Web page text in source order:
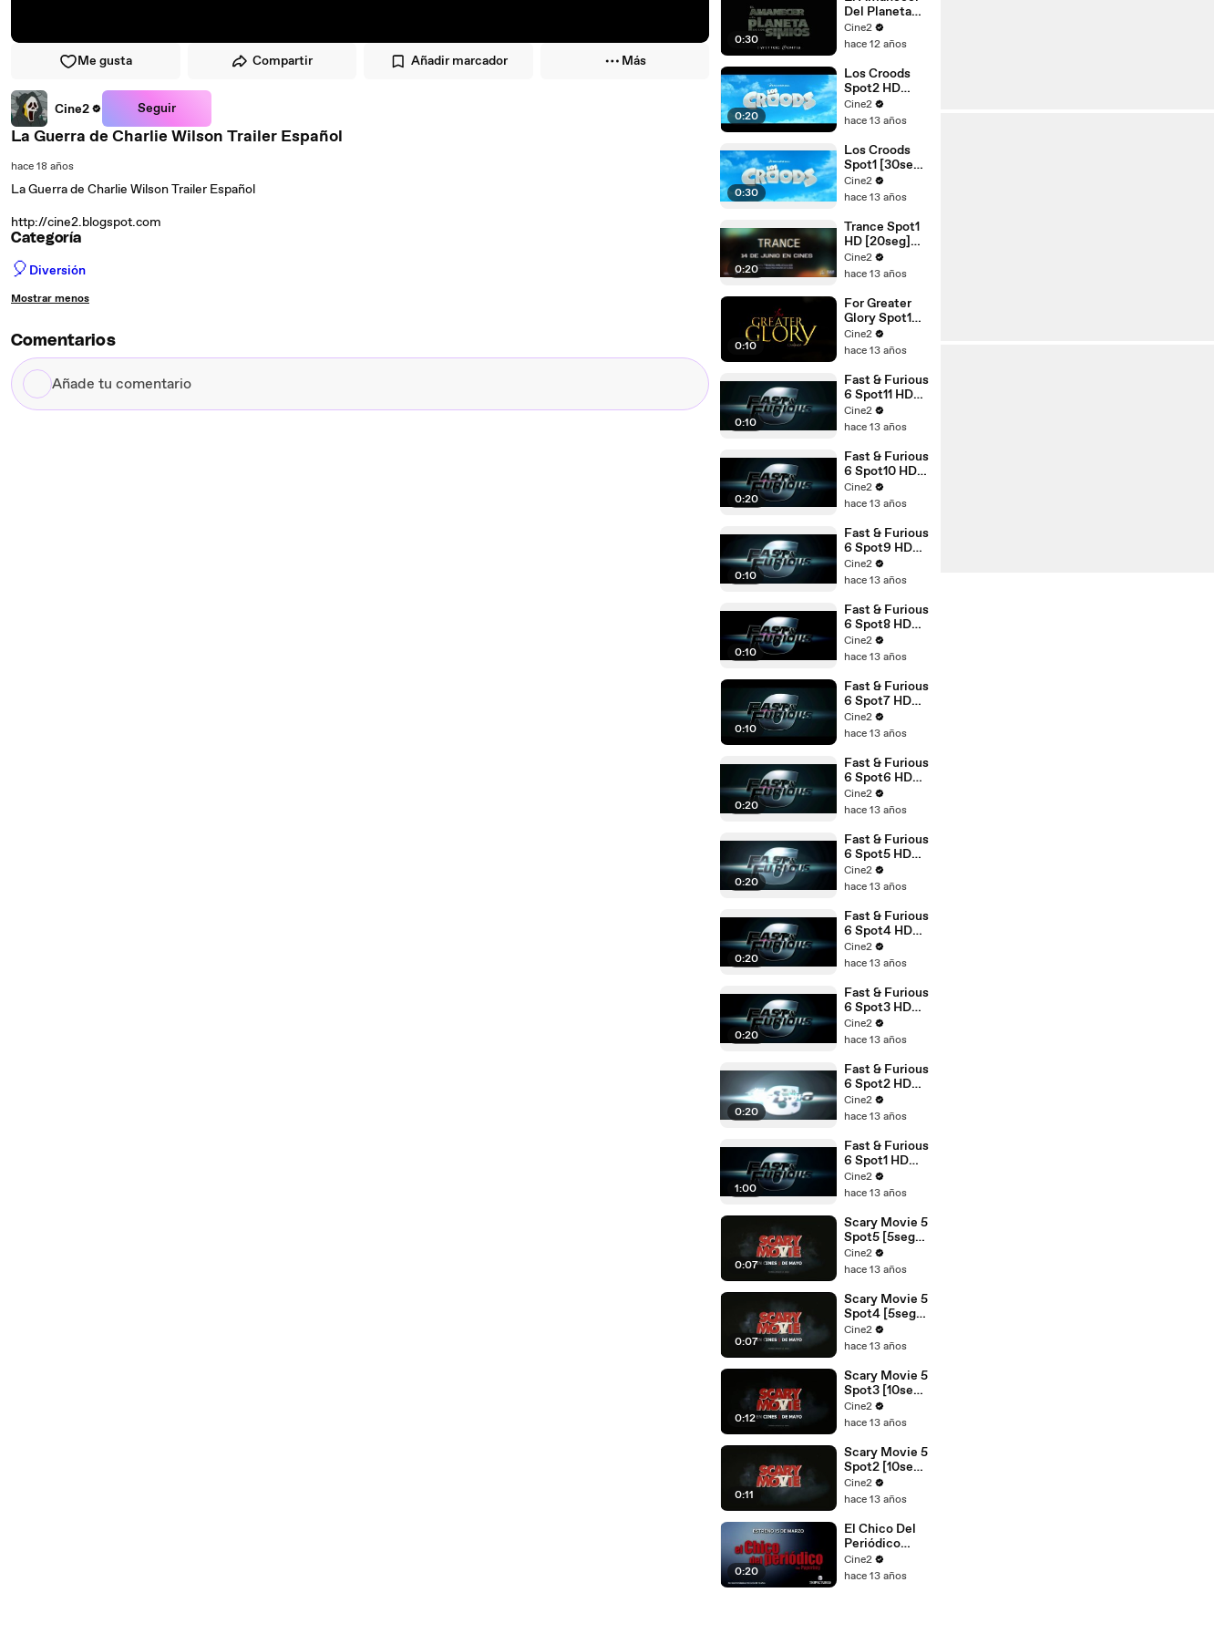
Me gusta Compartir Añadir marcador Más
Cine2 Seguir
La Guerra de Charlie Wilson Trailer Español
hace 18 años
La Guerra de Charlie Wilson Trailer Español
http://cine2.blogspot.com
Categoría
🎈 Diversión
Mostrar menos
Comentarios
Añade
tu
0:30
Del Planeta
De Los Simios
Spot1 HD
Español
Cine2
hace 12 años
0:20
Los Croods
Spot2 HD
[20seg]
Español
Cine2
hace 13 años
0:30
Los Croods
Spot1 [30seg]
Español
Cine2
hace 13 años
0:20
Trance Spot1
HD [20seg]
Español
Cine2
hace 13 años
0:10
For Greater
Glory Spot1
HD [10seg]
Español
Cine2
hace 13 años
0:10
Fast & Furious
6 Spot11 HD
[10seg]
Español
Cine2
hace 13 años
0:20
Fast & Furious
6 Spot10 HD
[20seg]
Español
Cine2
hace 13 años
0:10
Fast & Furious
6 Spot9 HD
[10seg]
Español
Cine2
hace 13 años
0:10
Fast & Furious
6 Spot8 HD
[10seg]
Español
Cine2
hace 13 años
0:10
Fast & Furious
6 Spot7 HD
[10seg]
Español
Cine2
hace 13 años
0:20
Fast & Furious
6 Spot6 HD
[20seg]
Español
Cine2
hace 13 años
0:20
Fast & Furious
6 Spot5 HD
[20seg]
Español
Cine2
hace 13 años
0:20
Fast & Furious
6 Spot4 HD
[20seg]
Español
Cine2
hace 13 años
0:20
Fast & Furious
6 Spot3 HD
[20seg]
Español
Cine2
hace 13 años
0:20
Fast & Furious
6 Spot2 HD
[20seg]
Español
Cine2
hace 13 años
1:00
Fast & Furious
6 Spot1 HD
[60seg]
Español
Cine2
hace 13 años
0:07
Scary Movie 5
Spot5 [5seg]
Español
Cine2
hace 13 años
0:07
Scary Movie 5
Spot4 [5seg]
Español
Cine2
hace 13 años
0:12
Scary Movie 5
Spot3 [10seg]
Español
Cine2
hace 13 años
0:11
Scary Movie 5
Spot2 [10seg]
Español
Cine2
hace 13 años
0:20
El Chico Del
Periódico
Spot1 [20seg]
Español
Cine2
hace 13 años